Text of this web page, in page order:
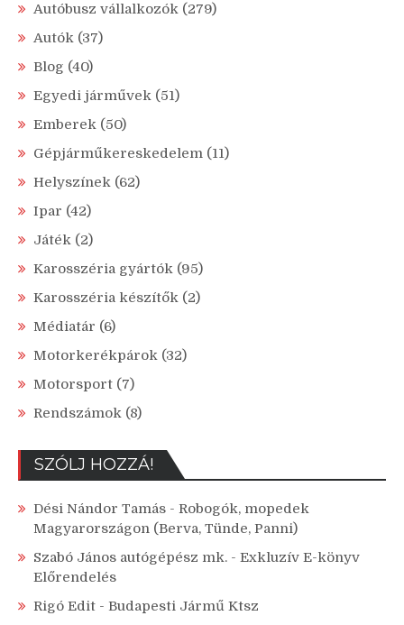
Autóbusz vállalkozók (279)
Autók (37)
Blog (40)
Egyedi járművek (51)
Emberek (50)
Gépjárműkereskedelem (11)
Helyszínek (62)
Ipar (42)
Játék (2)
Karosszéria gyártók (95)
Karosszéria készítők (2)
Médiatár (6)
Motorkerékpárok (32)
Motorsport (7)
Rendszámok (8)
SZÓLJ HOZZÁ!
Dési Nándor Tamás - Robogók, mopedek
Magyarországon (Berva, Tünde, Panni)
Szabó János autógépész mk. - Exkluzív E-könyv
Előrendelés
Rigó Edit - Budapesti Jármű Ktsz